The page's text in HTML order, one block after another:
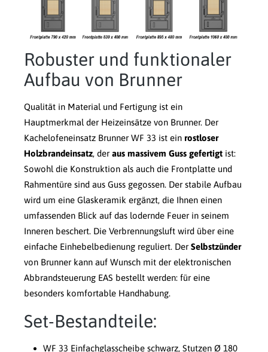
Robuster und funktionaler
Aufbau von Brunner
Qualität in Material und Fertigung ist ein
Hauptmerkmal der Heizeinsätze von Brunner. Der
Kachelofeneinsatz Brunner WF 33 ist ein rostloser
Holzbrandeinsatz, der aus massivem Guss gefertigt ist:
Sowohl die Konstruktion als auch die Frontplatte und
Rahmentüre sind aus Guss gegossen. Der stabile Aufbau
wird um eine Glaskeramik ergänzt, die Ihnen einen
umfassenden Blick auf das lodernde Feuer in seinem
Inneren beschert. Die Verbrennungsluft wird über eine
einfache Einhebelbedienung reguliert. Der Selbstzünder
von Brunner kann auf Wunsch mit der elektronischen
Abbrandsteuerung EAS bestellt werden: für eine
besonders komfortable Handhabung.
Set-Bestandteile:
WF 33 Einfachglasscheibe schwarz, Stutzen Ø 180